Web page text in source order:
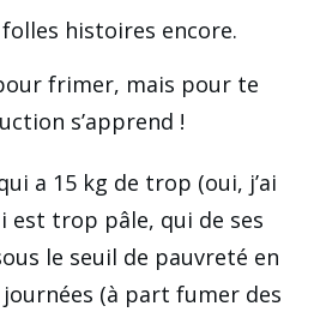
histoires encore.
frimer, mais pour te
s’apprend !
a 15 kg de trop (oui, j’ai
est trop pâle, qui de ses
le seuil de pauvreté en
(à part fumer des